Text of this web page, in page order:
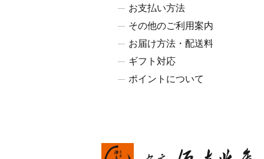
お支払い方法
その他のご利用案内
お届け方法・配送料
ギフト対応
ポイントについて